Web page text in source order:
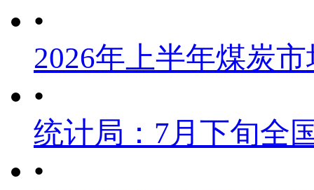
•
2026年上半年煤炭
•
统计局：7月下旬全
•